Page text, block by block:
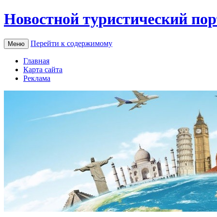
Новостной туристический
Меню Перейти к содержимому
Главная
Карта сайта
Реклама